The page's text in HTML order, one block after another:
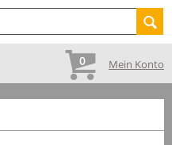
0 Mein Konto